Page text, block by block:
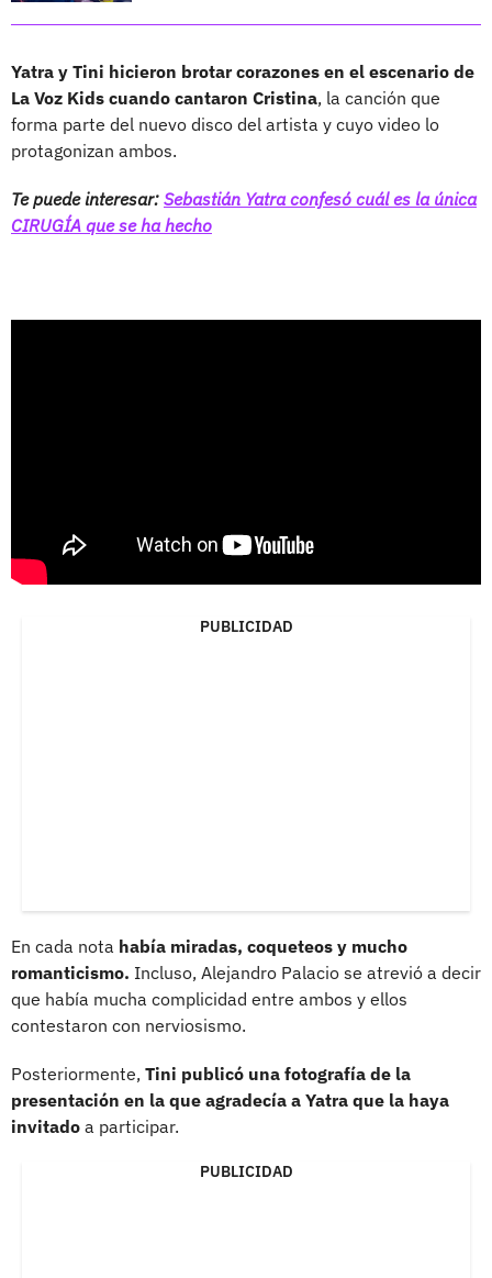
Yatra y Tini hicieron brotar corazones en el escenario de
La Voz Kids cuando cantaron Cristina, la canción que
forma parte del nuevo disco del artista y cuyo video lo
protagonizan ambos.
Te puede interesar: Sebastián Yatra confesó cuál es la única
CIRUGÍA que se ha hecho
PUBLICIDAD
En cada nota había miradas, coqueteos y mucho
romanticismo. Incluso, Alejandro Palacio se atrevió a decir
que había mucha complicidad entre ambos y ellos
contestaron con nerviosismo.
Posteriormente, Tini publicó una fotografía de la
presentación en la que agradecía a Yatra que la haya
invitado a participar.
PUBLICIDAD